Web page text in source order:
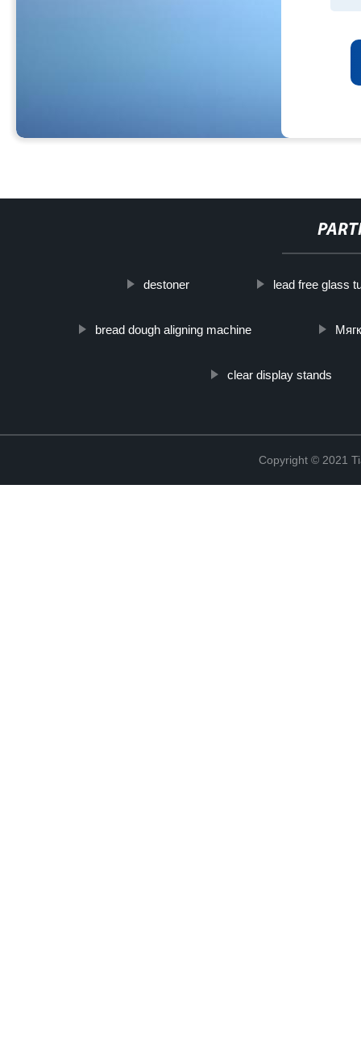
destoner lead free glass
bread dough aligning machine
clear display stands
Copyright © 2021